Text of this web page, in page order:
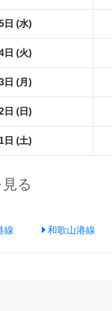
日 (水)
日 (火)
日 (月)
日 (日)
日 (土)
る
線 和歌山港線